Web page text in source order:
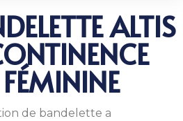
ALTIS
de bandelette a